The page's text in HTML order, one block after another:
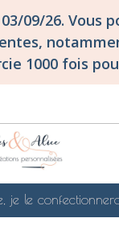
09/26. Vous
1000 fois
je le